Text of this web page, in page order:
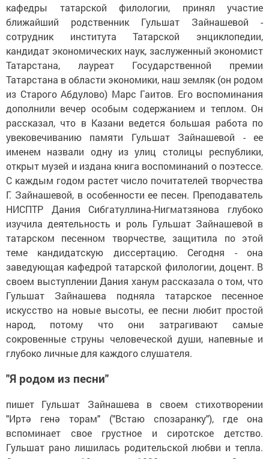
кафедры татарской филологии, принял участие
ближайший родственник Гульшат Зайнашевой -
сотрудник института Татарской энциклопедии,
кандидат экономических наук, заслуженный экономист
Татарстана, лауреат Государственной премии
Татарстана в области экономики, наш земляк (он родом
из Старого Абдулово) Марс Гаитов. Его воспоминания
дополнили вечер особым содержанием и теплом. Он
рассказал, что в Казани ведется большая работа по
увековечиванию памяти Гульшат Зайнашевой - ее
именем назвали одну из улиц столицы республики,
открыт музей и издана книга воспоминаний о поэтессе.
С каждым годом растет число почитателей творчества
Г. Зайнашевой, в особенности ее песен. Преподаватель
НИСПТР Дания Сибгатуллина-Нигматзянова глубоко
изучила деятельность и роль Гульшат Зайнашевой в
татарском песенном творчестве, защитила по этой
теме кандидатскую диссертацию. Сегодня - она
заведующая кафедрой татарской филологии, доцент. В
своем выступлении Дания ханум рассказала о том, что
Гульшат Зайнашева подняла татарское песенное
искусство на новые высоты, ее песни любит простой
народ, потому что они затрагивают самые
сокровенные струны человеческой души, напевные и
глубоко личные для каждого слушателя.
"Я родом из песни"
пишет Гульшат Зайнашева в своем стихотворении
"Иртә генә торам" ("Встаю спозаранку"), где она
вспоминает свое грустное и сиротское детство.
Гульшат рано лишилась родительской любви и тепла.